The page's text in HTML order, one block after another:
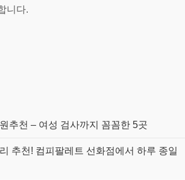
니다.
추천 – 여성 검사까지 꼼꼼한 5곳
추천! 컴피팔레트 선화점에서 하루 종일